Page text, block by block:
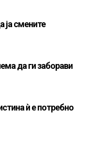
ја смените
да ги заборави
ѝ е потребно